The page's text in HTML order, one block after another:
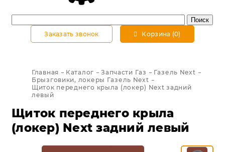
Заказать звонок Корзина (0)
Главная Каталог Запчасти Газ
Газель Next
Брызговики, локеры Газель Next
Щиток переднего крыла (локер) Next задний
левый
Щиток переднего крыла
(локер) Next задний левый